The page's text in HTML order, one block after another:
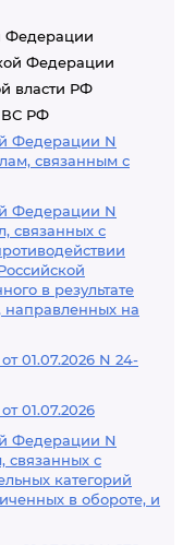
Федерации
Федерации
власти РФ
ВС РФ
Федерации N
связанным с
Федерации N
связанных с
в результате
направленных на
01.07.2026 N 24-
01.07.2026
Федерации N
связанных с
категорий
в обороте, и